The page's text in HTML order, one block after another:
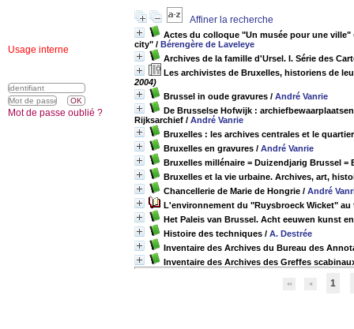
Affiner la recherche
Actes du colloque "Un musée pour une
city" / Bérengère de Laveleye
Archives de la famille d'Ursel. I. Série des
Les archivistes de Bruxelles, historiens de
2004)
Brussel in oude gravures / André Vanrie
De Brusselse Hofwijk :
Rijksarchief / André Vanrie
Bruxelles : les archives centrales et le
Bruxelles en gravures / André Vanrie
Bruxelles millénaire = Duizendjarig Brussel =
Bruxelles et la vie urbaine. Archives, art,
Chancellerie de Marie de Hongrie / André
L'environnement du "Ruysbroeck Wicket" au
Het Paleis van Brussel. Acht eeuwen kunst
Histoire des techniques / A. Destrée
Inventaire des Archives du Bureau des
Inventaire des Archives des Greffes
1
Usage interne
Mot de passe oublié ?